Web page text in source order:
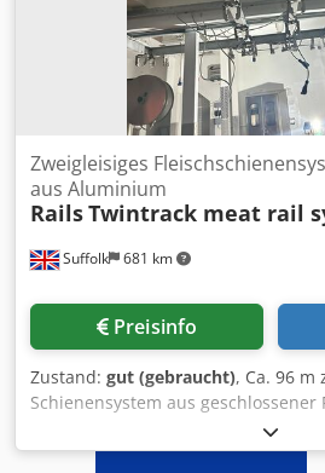
Suffolk 681 km
Zweigleisiges
aus Aluminium
RailsTwintrack meat rail
Preisinfo
Zustand: gut (gebraucht), Ca. 96 m
Schienensystem aus geschlossener
verfügbar. Dodpoq Ii S Esfx Apbowa